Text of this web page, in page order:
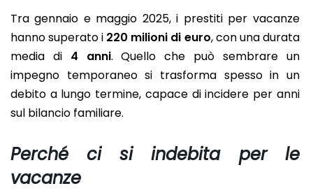
Tra gennaio e maggio 2025, i prestiti per vacanze
hanno superato i 220 milioni di euro, con una durata
media di 4 anni. Quello che può sembrare un
impegno temporaneo si trasforma spesso in un
debito a lungo termine, capace di incidere per anni
sul bilancio familiare.
Perché ci si indebita per le
vacanze